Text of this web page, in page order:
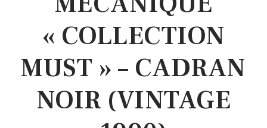
« COLLECTION
MUST » – CADRAN
NOIR (VINTAGE